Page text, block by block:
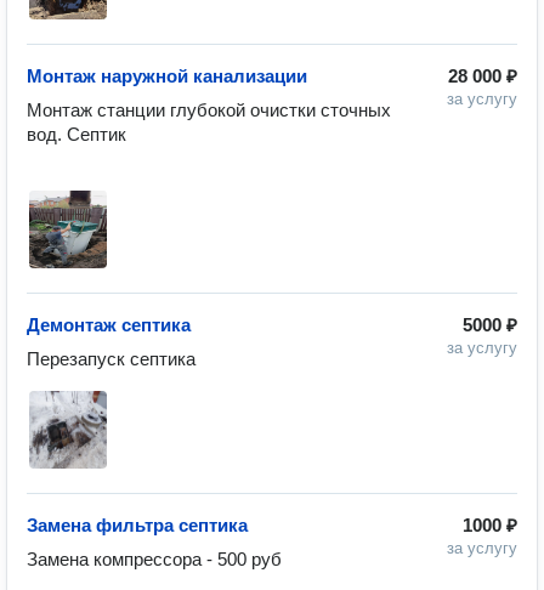
28 000 ₽
за услугу
Монтаж наружной канализации
Монтаж станции глубокой очистки сточных
вод. Септик
5000 ₽
за услугу
Демонтаж септика
Перезапуск септика
1000 ₽
за услугу
Замена фильтра септика
Замена компрессора - 500 руб